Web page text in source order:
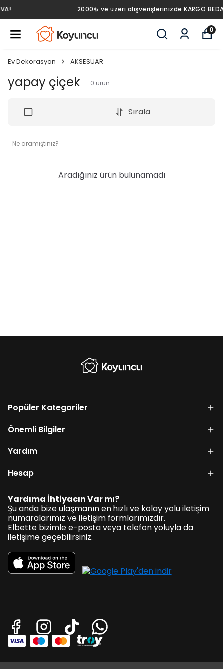
2000₺ ve üzeri alışverişlerinizde KARGO BEDAVA!
0
Ev Dekorasyon AKSESUAR
yapay çiçek 0 ürün
Sırala
Aradığınız ürün bulunamadı
Popüler Kategoriler
Önemli Bilgiler
Yardım
Hesap
Yardıma İhtiyacın Var mı?
Şu anda bize ulaşmanın en hızlı ve kolay yolu iletişim
numaralarımız ve iletişim formlarımızdır.
Elbette bizimle e-posta veya telefon yoluyla da
iletişime geçebilirsiniz.